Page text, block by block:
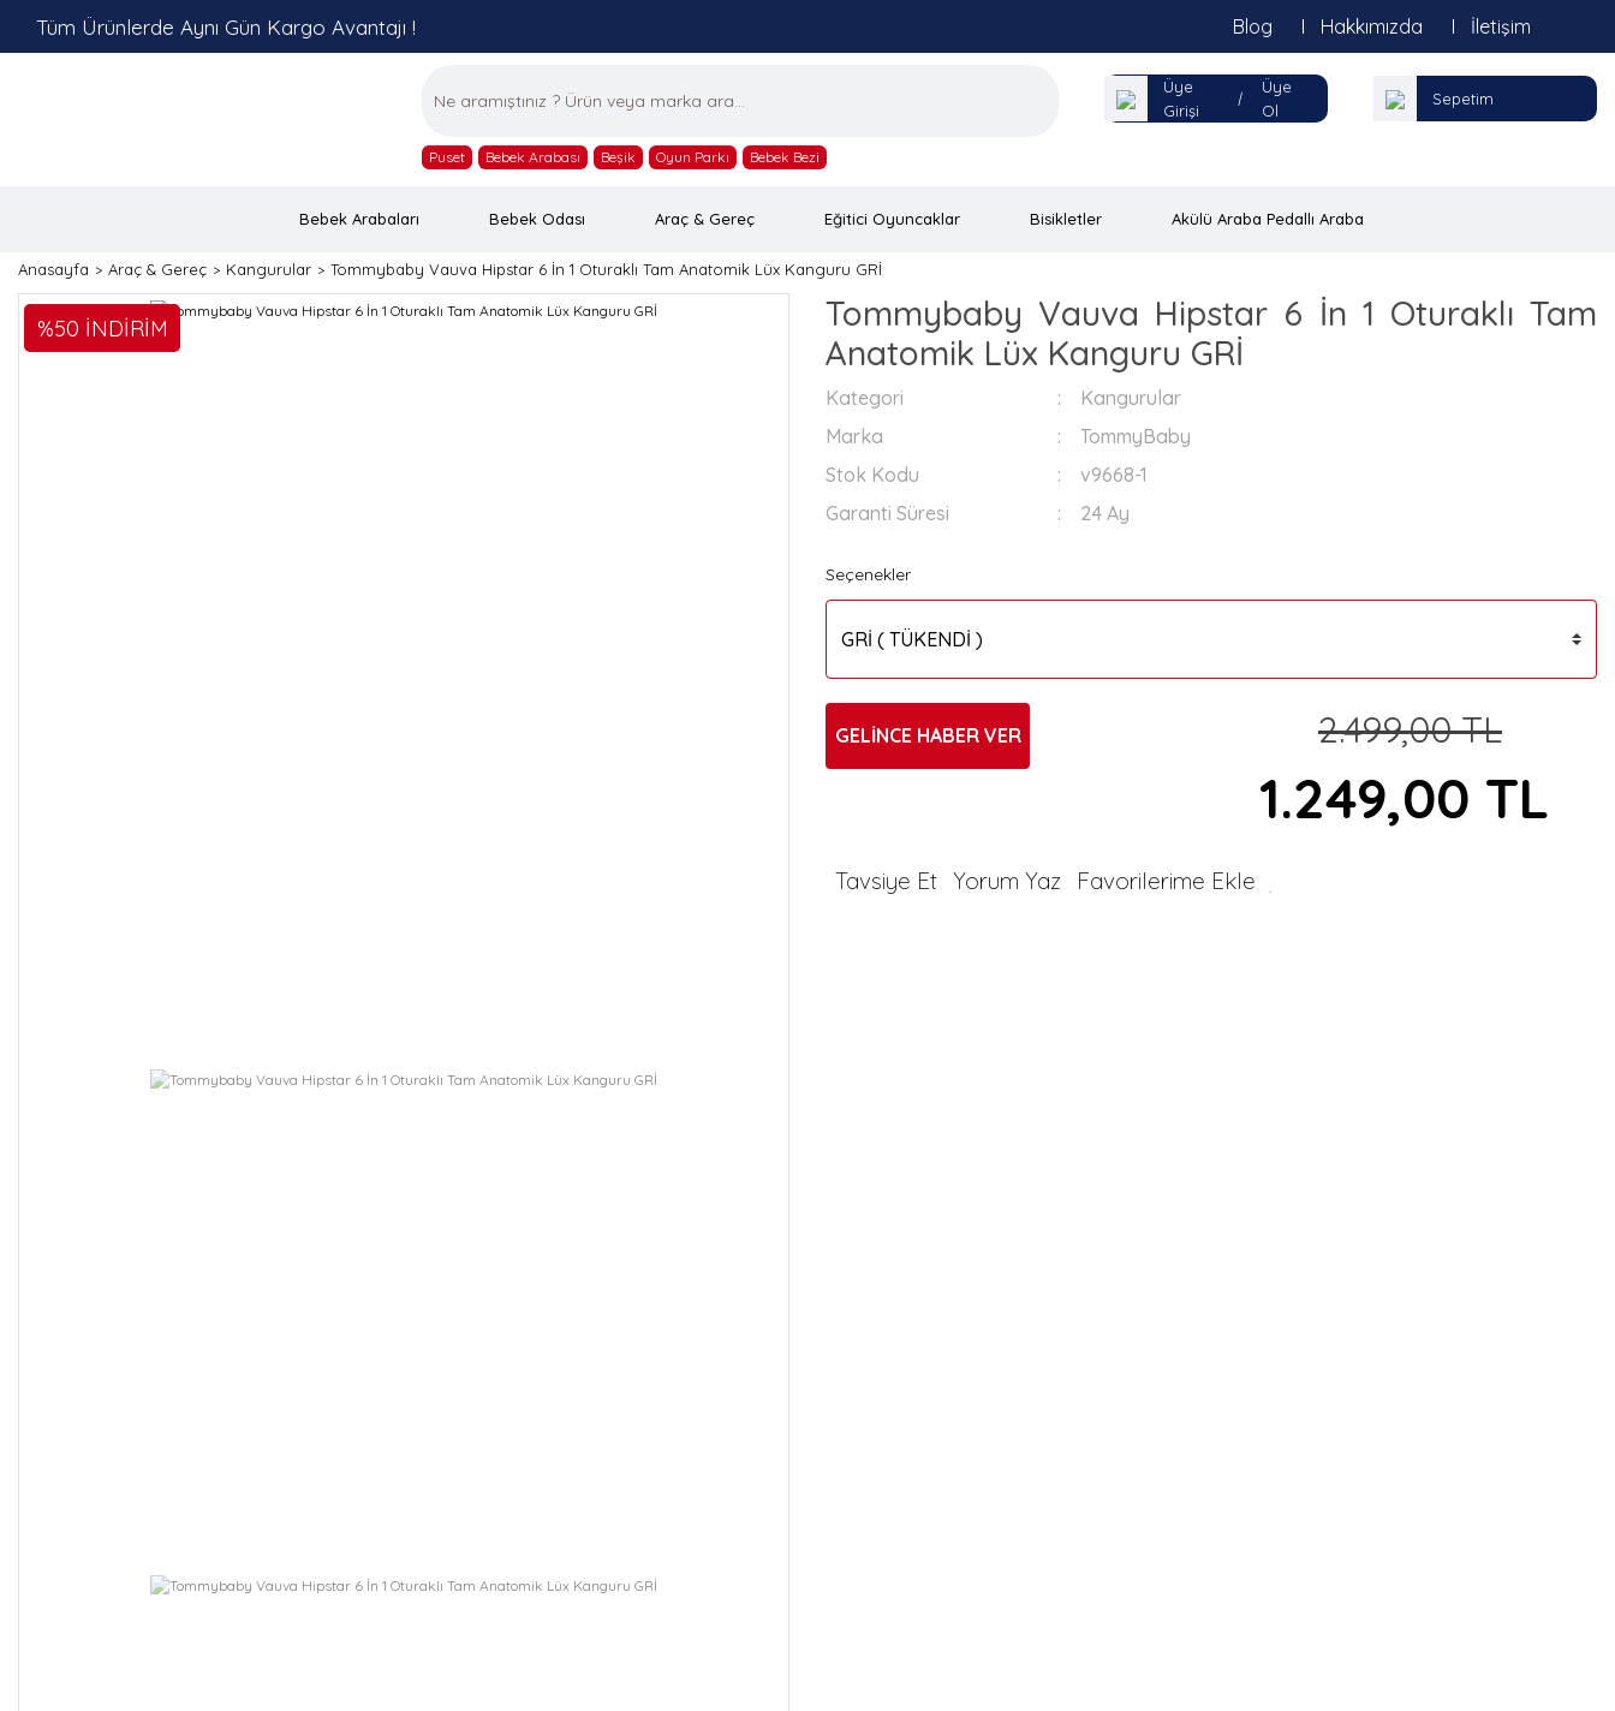
Tüm Ürünlerde Aynı Gün Kargo Avantajı ! Blog Hakkımızda İletişim
Puset Bebek Arabası Beşik Oyun Parkı Bebek Bezi
Üye
Girişi
|
Üye
Ol
Sepetim
Bebek Arabaları Bebek Odası Araç & Gereç Eğitici Oyuncaklar Bisikletler Akülü Araba Pedallı Araba
Anasayfa Araç & Gereç Kangurular Tommybaby Vauva Hipstar 6 İn 1 Oturaklı Tam Anatomik Lüx Kanguru GRİ
Tommybaby Vauva Hipstar 6 İn 1 Oturaklı Tam
Anatomik Lüx Kanguru GRİ
Kategori
Kangurular
Marka
TommyBaby
Stok Kodu
v9668-1
Garanti Süresi
24 Ay
Seçenekler
GELİNCE HABER VER
%50 İNDİRİM
2.499,00 TL
1.249,00 TL
Tavsiye Et Yorum Yaz